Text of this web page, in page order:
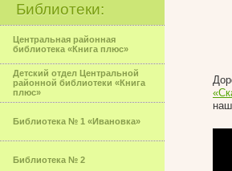
Библиотеки:
Центральная районная
библиотека «Книга плюс»
Детский отдел Центральной
районной библиотеки «Книга
плюс»
Библиотека № 1 «Ивановка»
Библиотека № 2